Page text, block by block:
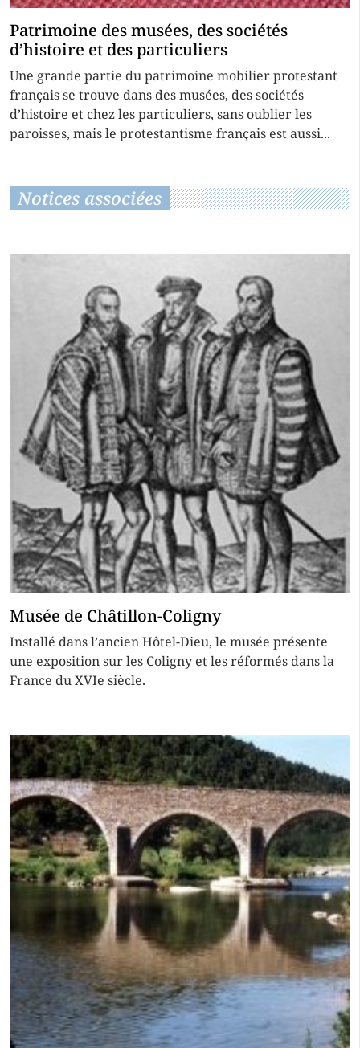
Patrimoine des musées, des sociétés
d’histoire et des particuliers
Une grande partie du patrimoine mobilier protestant
français se trouve dans des musées, des sociétés
d’histoire et chez les particuliers, sans oublier les
paroisses, mais le protestantisme français est aussi...
Notices associées
Musée de Châtillon-Coligny
Installé dans l’ancien Hôtel-Dieu, le musée présente
une exposition sur les Coligny et les réformés dans la
France du XVIe siècle.